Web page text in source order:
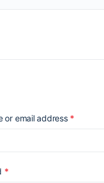
or email address *
*Required